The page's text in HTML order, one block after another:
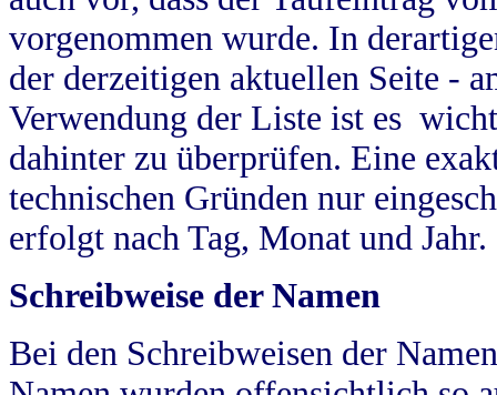
vorgenommen wurde. In
der derzeitigen aktuellen Seite -
Verwendung der Liste ist es
dahinter zu überprüfen. Eine
technischen Gründen nur
erfolgt nach Tag, Monat und Jahr.
Schreibweise der Namen
Bei den Schreibweisen der